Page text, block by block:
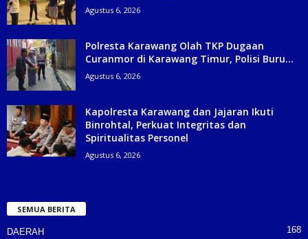
Agustus 6, 2026
Polresta Karawang Olah TKP Dugaan
Curanmor di Karawang Timur, Polisi Buru...
Agustus 6, 2026
Kapolresta Karawang dan Jajaran Ikuti
Binrohtal, Perkuat Integritas dan
Spiritualitas Personel
Agustus 6, 2026
SEMUA BERITA
DAERAH 168